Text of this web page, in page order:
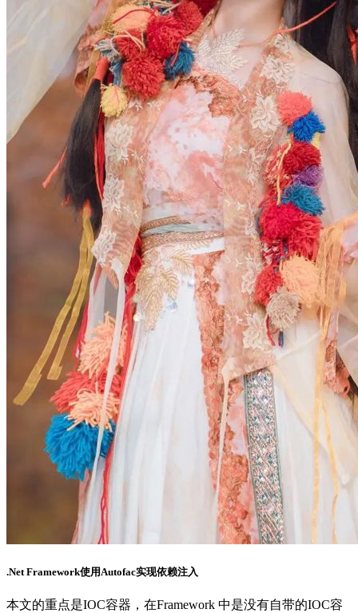
.Net Framework使用Autofac实现依赖注入
本文的重点是IOC容器，在Framework 中是没有自带的IOC容